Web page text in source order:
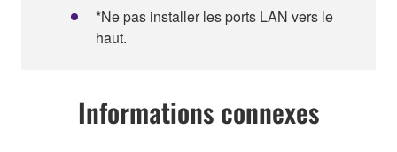
*Ne pas installer les ports LAN vers le
haut.
Informations connexes